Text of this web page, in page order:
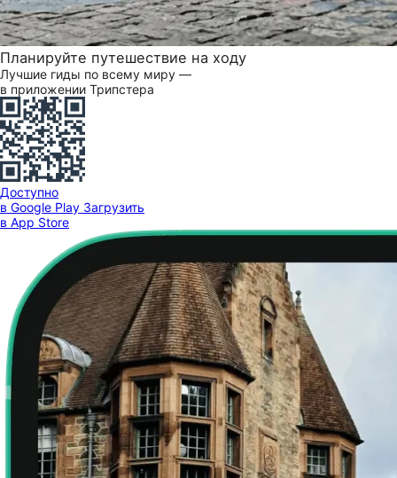
Планируйте путешествие на ходу
Лучшие гиды по всему миру —
в приложении Трипстера
Доступно
в Google Play Загрузить
в App Store